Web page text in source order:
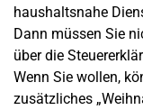
haushaltsnahe
Dann müssen Sie
über die
Wenn Sie wollen,
zusätzliches